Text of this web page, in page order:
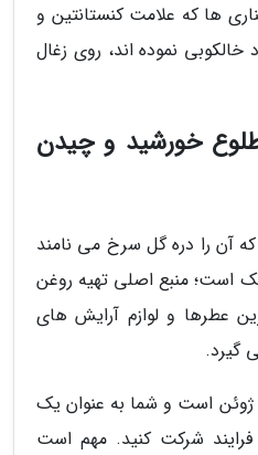
ها که علامت کنستانتین و
نموده اند، روی زغال
خورشید و چیدن
آن را دره گل سرخ می نامند
است؛ منبع اصلی تهیه روغن
عطرها و لوازم آرایش های
گیرد.
است و شما به عنوان یک
شرکت کنید. مهم است